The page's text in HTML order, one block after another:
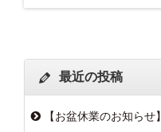
最近の投稿
【お盆休業のお知らせ】